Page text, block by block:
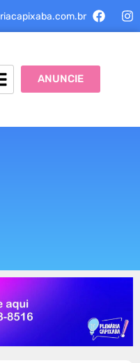
ANUNCIE